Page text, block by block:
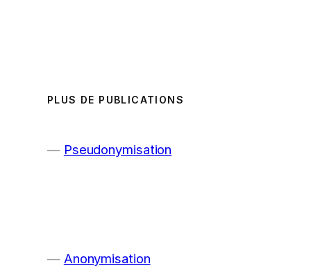
PLUS DE PUBLICATIONS
Pseudonymisation
Anonymisation